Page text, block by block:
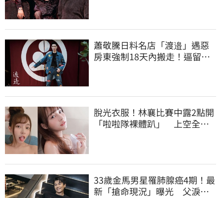
蕭敬騰日料名店「渡邉」遇惡
房東強制18天內搬走！逼留裝
脫光衣服！林襄比賽中露2點開
「啦啦隊裸體趴」 上空全裸
33歲金馬男星罹肺腺癌4期！最
新「搶命現況」曝光 父淚